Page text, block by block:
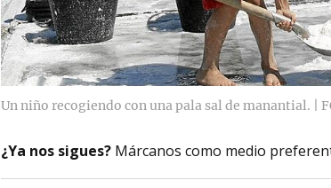
Un niño recogiendo con una pala sal de manantial. |
¿Ya nos sigues? Márcanos como medio